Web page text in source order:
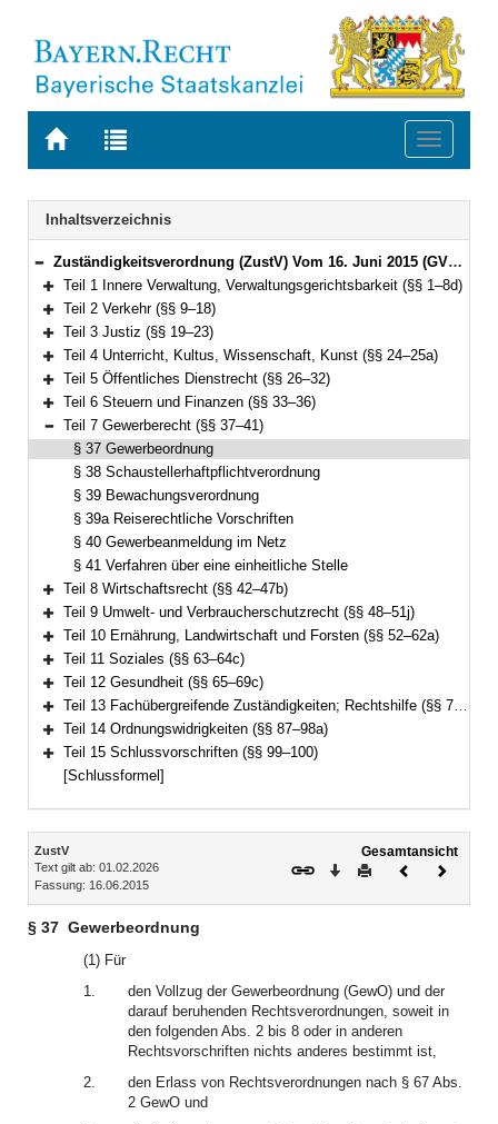
Zur
BAYERN.RECHT
Zur
letzten
Suche
Toggle
Navigation
Inhaltsverzeichnis
Bereich reduzieren
Zuständigkeitsverordnung (ZustV) Vom 16. Juni 2015 (GVBl. S. 184) BayRS 2015-1-1-V (§§ 1–100)
Bereich erweitern
Teil 1 Innere Verwaltung, Verwaltungsgerichtsbarkeit (§§ 1–8d)
Bereich erweitern
Teil 2 Verkehr (§§ 9–18)
Bereich erweitern
Teil 3 Justiz (§§ 19–23)
Bereich erweitern
Teil 4 Unterricht, Kultus, Wissenschaft, Kunst (§§ 24–25a)
Bereich erweitern
Teil 5 Öffentliches Dienstrecht (§§ 26–32)
Bereich erweitern
Teil 6 Steuern und Finanzen (§§ 33–36)
Bereich reduzieren
Teil 7 Gewerberecht (§§ 37–41)
§ 37 Gewerbeordnung
§ 38 Schaustellerhaftpflichtverordnung
§ 39 Bewachungsverordnung
§ 39a Reiserechtliche Vorschriften
§ 40 Gewerbeanmeldung im Netz
§ 41 Verfahren über eine einheitliche Stelle
Bereich erweitern
Teil 8 Wirtschaftsrecht (§§ 42–47b)
Bereich erweitern
Teil 9 Umwelt- und Verbraucherschutzrecht (§§ 48–51j)
Bereich erweitern
Teil 10 Ernährung, Landwirtschaft und Forsten (§§ 52–62a)
Bereich erweitern
Teil 11 Soziales (§§ 63–64c)
Bereich erweitern
Teil 12 Gesundheit (§§ 65–69c)
Bereich erweitern
Teil 13 Fachübergreifende Zuständigkeiten; Rechtshilfe (§§ 70–86)
Bereich erweitern
Teil 14 Ordnungswidrigkeiten (§§ 87–98a)
Bereich erweitern
Teil 15 Schlussvorschriften (§§ 99–100)
[Schlussformel]
Inhalt
ZustV
Text gilt ab: 01.02.2026
Fassung: 16.06.2015
Gesamtansicht
Download
DruckenVorheriges
§ 37 Gewerbeordnung
(1) Für
1.
den Vollzug der Gewerbeordnung (GewO) und der
darauf beruhenden Rechtsverordnungen, soweit in
den folgenden Abs. 2 bis 8 oder in anderen
Rechtsvorschriften nichts anderes bestimmt ist,
2.
den Erlass von Rechtsverordnungen nach § 67 Abs.
2 GewO und